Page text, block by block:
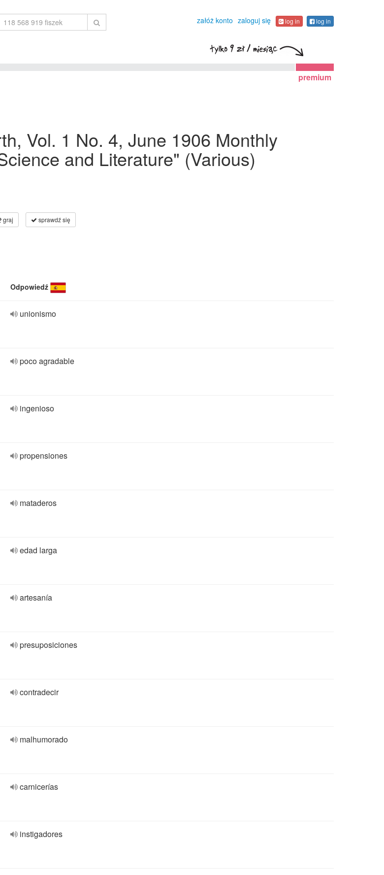
załóż konto zaloguj się log in log in
premium
Vol. 1 No. 4, June 1906 Monthly
and Literature" (Various)
graj sprawdź się
Odpowiedź
unionismo
poco agradable
ingenioso
propensiones
mataderos
edad larga
artesanía
presuposiciones
contradecir
malhumorado
carnicerías
instigadores